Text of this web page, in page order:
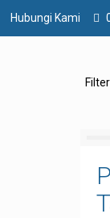
Hubungi Kami